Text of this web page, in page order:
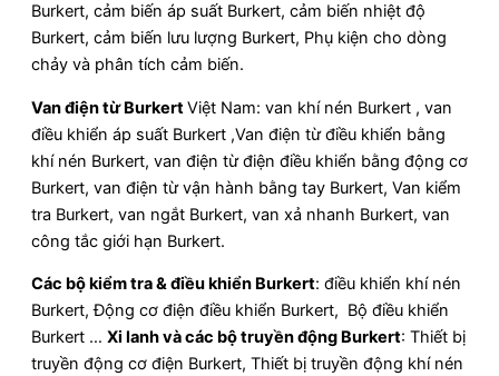
Burkert, cảm biến áp suất Burkert, cảm biến nhiệt độ
Burkert, cảm biến lưu lượng Burkert, Phụ kiện cho dòng
chảy và phân tích cảm biến.
Van điện từ BurkertViệt Nam: van khí nén Burkert , van
điều khiển áp suất Burkert ,Van điện từ điều khiển bằng
khí nén Burkert, van điện từ điện điều khiển bằng động cơ
Burkert, van điện từ vận hành bằng tay Burkert, Van kiểm
tra Burkert, van ngắt Burkert, van xả nhanh Burkert, van
công tắc giới hạn Burkert.
Các bộ kiểm tra & điều khiển Burkert: điều khiển khí nén
Burkert, Động cơ điện điều khiển Burkert, Bộ điều khiển
Burkert … Xi lanh và các bộ truyền động Burkert: Thiết bị
truyền động cơ điện Burkert, Thiết bị truyền động khí nén